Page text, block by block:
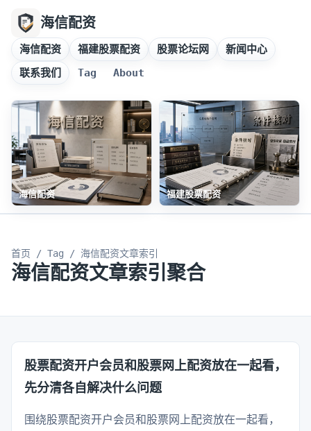
海信配资
海信配资 福建股票配资 股票论坛网
新闻中心
联系我们
Tag About
海信配资 福建股票配资
首页 / Tag / 海信配资文章索引
海信配资文章索引聚合
股票配资开户会员和股票网上配资放在一起看，
先分清各自解决什么问题
围绕股票配资开户会员和股票网上配资放在一起看，